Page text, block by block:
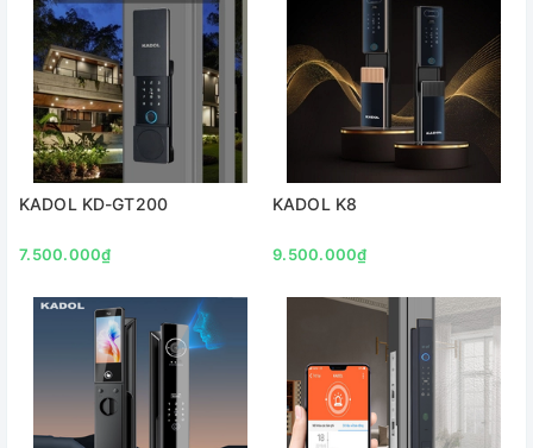
KADOL KD-GT200
7.500.000₫
KADOL K8
9.500.000₫